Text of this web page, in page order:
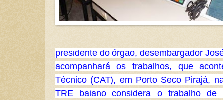
presidente do órgão, desembargador
acompanhará os trabalhos, que
Técnico (CAT), em Porto Seco Pirajá,
TRE baiano considera o trabalho de